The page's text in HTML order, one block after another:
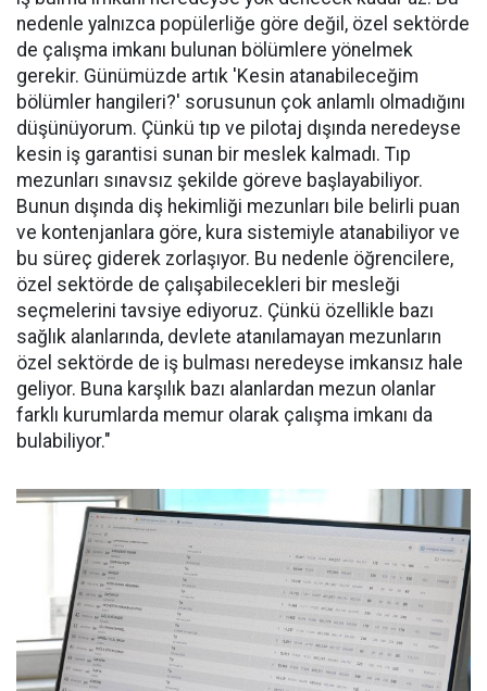
nedenle yalnızca popülerliğe göre değil, özel sektörde
de çalışma imkanı bulunan bölümlere yönelmek
gerekir. Günümüzde artık 'Kesin atanabileceğim
bölümler hangileri?' sorusunun çok anlamlı olmadığını
düşünüyorum. Çünkü tıp ve pilotaj dışında neredeyse
kesin iş garantisi sunan bir meslek kalmadı. Tıp
mezunları sınavsız şekilde göreve başlayabiliyor.
Bunun dışında diş hekimliği mezunları bile belirli puan
ve kontenjanlara göre, kura sistemiyle atanabiliyor ve
bu süreç giderek zorlaşıyor. Bu nedenle öğrencilere,
özel sektörde de çalışabilecekleri bir mesleği
seçmelerini tavsiye ediyoruz. Çünkü özellikle bazı
sağlık alanlarında, devlete atanılamayan mezunların
özel sektörde de iş bulması neredeyse imkansız hale
geliyor. Buna karşılık bazı alanlardan mezun olanlar
farklı kurumlarda memur olarak çalışma imkanı da
bulabiliyor."